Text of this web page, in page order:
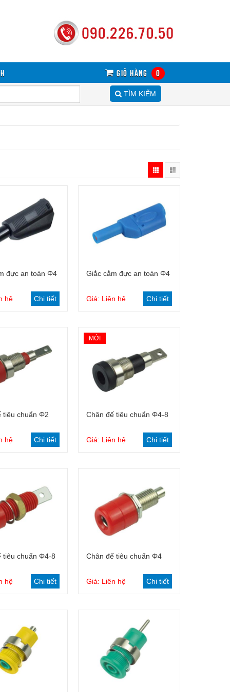
Giỏ hàng 0
TÌM KIẾM
Giỏ hàng
đực an toàn Φ4
hệ Chi tiết
Giỏ hàng
Giắc cắm đực an toàn Φ4
Giá: Liên hệ Chi tiết
Giỏ hàng
tiêu chuẩn Φ2
hệ Chi tiết
MỚI
Giỏ hàng
Chân đế tiêu chuẩn Φ4-8
Giá: Liên hệ Chi tiết
Giỏ hàng
tiêu chuẩn Φ4-8
hệ Chi tiết
Giỏ hàng
Chân đế tiêu chuẩn Φ4
Giá: Liên hệ Chi tiết